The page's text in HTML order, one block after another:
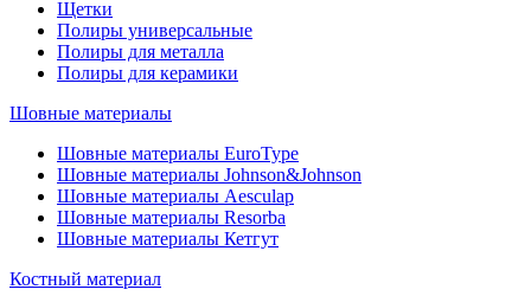
Щетки
Полиры универсальные
Полиры для металла
Полиры для керамики
Шовные материалы
Шовные материалы EuroType
Шовные материалы Johnson&Johnson
Шовные материалы Aesculap
Шовные материалы Resorba
Шовные материалы Кетгут
Костный материал